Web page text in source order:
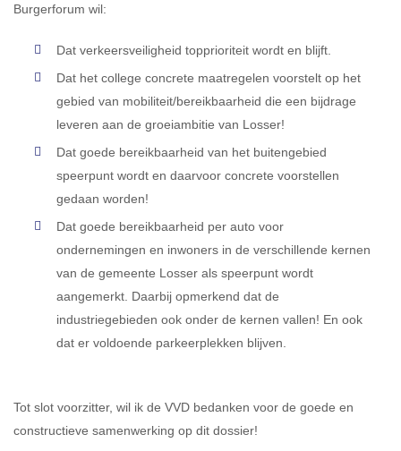
Burgerforum wil:
Dat verkeersveiligheid topprioriteit wordt en blijft.
Dat het college concrete maatregelen voorstelt op het
gebied van mobiliteit/bereikbaarheid die een bijdrage
leveren aan de groeiambitie van Losser!
Dat goede bereikbaarheid van het buitengebied
speerpunt wordt en daarvoor concrete voorstellen
gedaan worden!
Dat goede bereikbaarheid per auto voor
ondernemingen en inwoners in de verschillende kernen
van de gemeente Losser als speerpunt wordt
aangemerkt. Daarbij opmerkend dat de
industriegebieden ook onder de kernen vallen! En ook
dat er voldoende parkeerplekken blijven.
Tot slot voorzitter, wil ik de VVD bedanken voor de goede en
constructieve samenwerking op dit dossier!